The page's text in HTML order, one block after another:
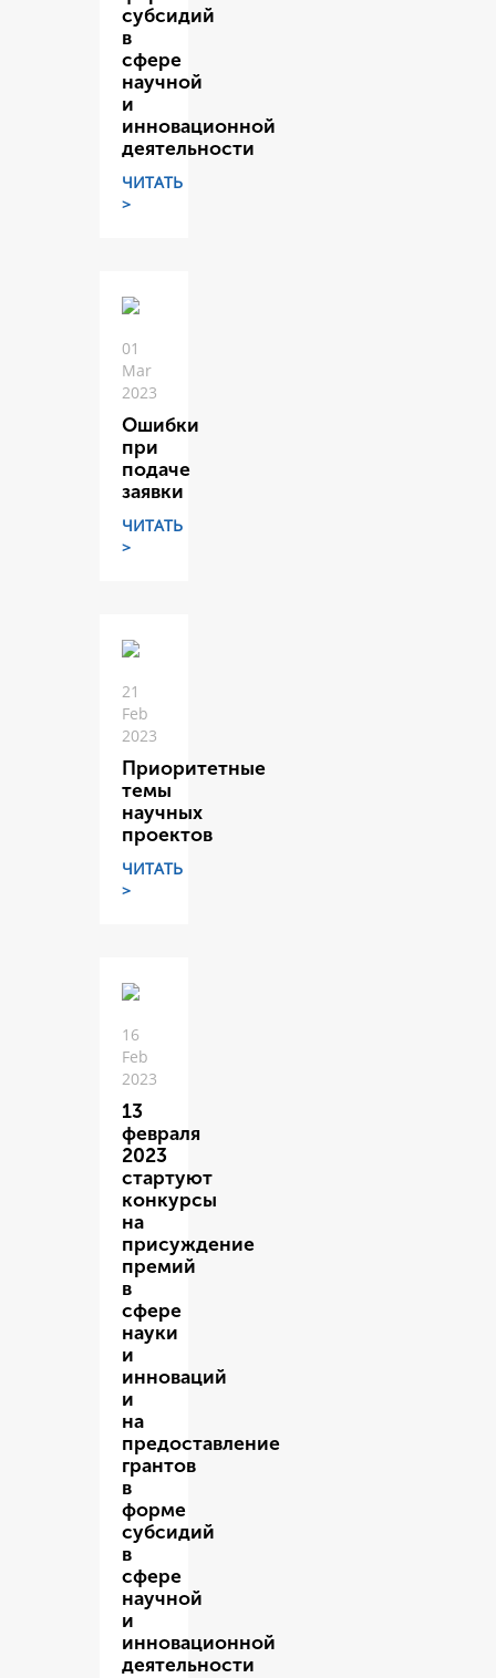
субсидий
в
сфере
научной
и
инновационной
деятельности
ЧИТАТЬ
>
01
Mar
2023
Ошибки
при
подаче
заявки
ЧИТАТЬ
>
21
Feb
2023
Приоритетные
темы
научных
проектов
ЧИТАТЬ
>
16
Feb
2023
13
февраля
2023
стартуют
конкурсы
на
присуждение
премий
в
сфере
науки
и
инноваций
и
на
предоставление
грантов
в
форме
субсидий
в
сфере
научной
и
инновационной
деятельности